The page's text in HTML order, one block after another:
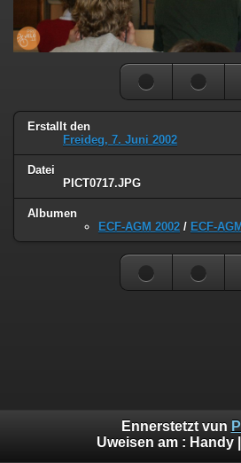
Erstallt den
Freideg, 7. Juni 2002
Datei
PICT0717.JPG
Albumen
ECF-AGM 2002 / ECF-
Ennerstetzt vun
Uweisen am : Handy|